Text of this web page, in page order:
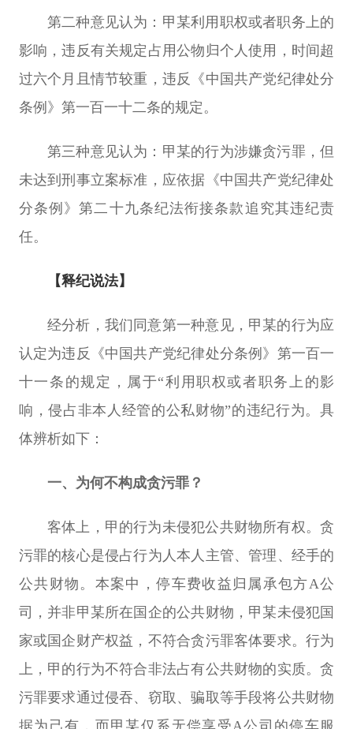
第二种意见认为： 甲某利用职权或者职务上的
影响，违反有关规定占用公物归个人使用，时间超
过六个月且情节较重，违反《中国共产党纪律处分
条例》第一百一十二条的规定。
第三种意见认为： 甲某的行为涉嫌贪污罪，但
未达到刑事立案标准，应依据《中国共产党纪律处
分条例》第二十九条纪法衔接条款追究其违纪责
任。
【释纪说法】
经分析，我们同意第一种意见，甲某的行为应
认定为违反《中国共产党纪律处分条例》第一百一
十一条的规定，属于“利用职权或者职务上的影
响，侵占非本人经管的公私财物”的违纪行为。具
体辨析如下：
一、为何不构成贪污罪？
客体上，甲的行为未侵犯公共财物所有权。贪
污罪的核心是侵占行为人本人主管、管理、经手的
公共财物。本案中，停车费收益归属承包方A公
司，并非甲某所在国企的公共财物，甲某未侵犯国
家或国企财产权益，不符合贪污罪客体要求。行为
上，甲的行为不符合非法占有公共财物的实质。贪
污罪要求通过侵吞、窃取、骗取等手段将公共财物
据为己有，而甲某仅系无偿享受A公司的停车服